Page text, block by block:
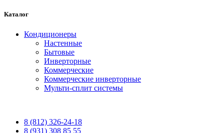
Каталог
Кондиционеры
Настенные
Бытовые
Инверторные
Коммерческие
Коммерческие инверторные
Мульти-сплит системы
8 (812) 326-24-18
8 (931) 308 85 55